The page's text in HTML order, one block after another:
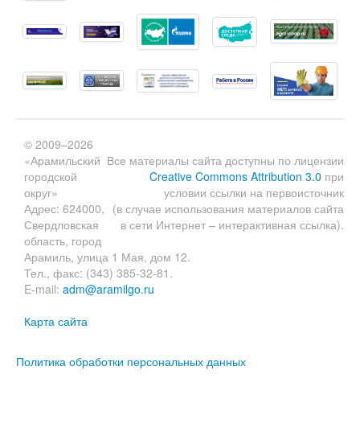
Все материалы сайта доступны по лицензии
Creative Commons Attribution 3.0 при
условии ссылки на первоисточник
(в случае использования материалов сайта
в сети Интернет – интерактивная ссылка).
© 2009–2026
«Арамильский
городской
округ»
Адрес: 624000,
Свердловская
область, город
Арамиль, улица 1 Мая, дом 12.
Тел., факс: (343) 385-32-81.
E-mail: adm@aramilgo.ru
Карта сайта
Политика обработки персональных данных